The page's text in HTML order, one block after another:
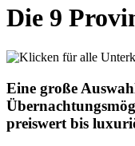
Die 9
Eine große
preiswert bis